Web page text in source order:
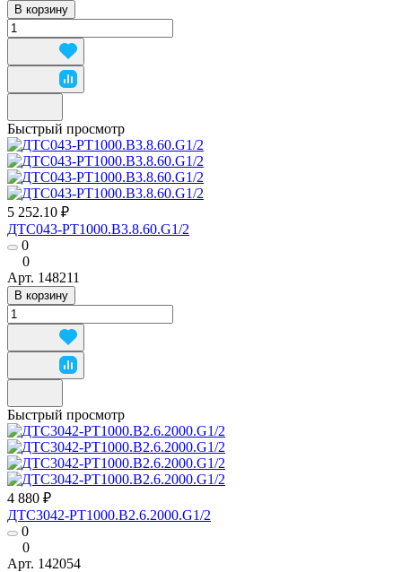
В корзину
Быстрый просмотр
5 252.10 ₽
ДТС043-РТ1000.В3.8.60.G1/2
0
0
Арт. 148211
В корзину
Быстрый просмотр
4 880 ₽
ДТС3042-РТ1000.В2.6.2000.G1/2
0
0
Арт. 142054